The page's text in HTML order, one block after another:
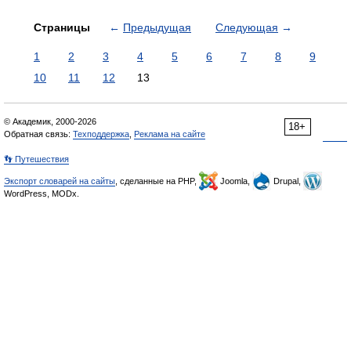
Страницы ← Предыдущая Следующая →
1 2 3 4 5 6 7 8
9
10
11 12 13
18+
© Академик, 2000-2026
Обратная связь: Техподдержка Реклама на сайте
👣 Путешествия
Экспорт словарей на сайты , сделанные на PHP, Joomla,
Drupal,
WordPress, MODx.